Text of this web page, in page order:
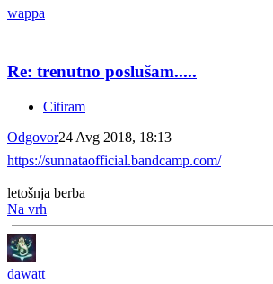
wappa
Re: trenutno poslušam.....
Citiram
Odgovor24 Avg 2018, 18:13
https://sunnataofficial.bandcamp.com/
letošnja berba
Na vrh
dawatt